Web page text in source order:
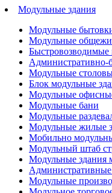
Модульные здания
Модульные
Модульные
Быстровозводимые
Административно-
Модульные
Блок модульные
Модульные
Модульные бани
Модульные
Модульные жилые
Мобильно
Модульный штаб
Модульные здания
Модульные